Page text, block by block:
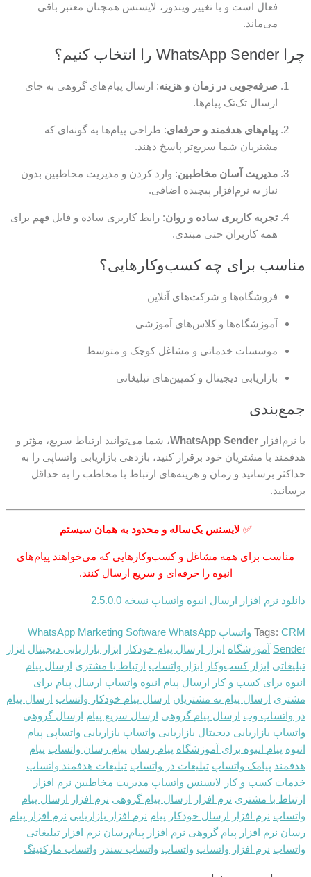
فعال است و با تغییر ویندوز، لایسنس همچنان معتبر باقی
می‌ماند.
چرا WhatsApp Sender را انتخاب کنیم؟
صرفه‌جویی در زمان و هزینه: ارسال پیام‌های گروهی به جای
ارسال تک‌تک پیام‌ها.
پیام‌های هدفمند و حرفه‌ای: طراحی پیام‌ها به گونه‌ای که
مشتریان شما سریع‌تر پاسخ دهند.
مدیریت آسان مخاطبین: وارد کردن و مدیریت مخاطبین بدون
نیاز به نرم‌افزار پیچیده اضافی.
تجربه کاربری ساده و روان: رابط کاربری ساده و قابل فهم برای
همه کاربران حتی مبتدی.
مناسب برای چه کسب‌وکارهایی؟
فروشگاه‌ها و شرکت‌های آنلاین
آموزشگاه‌ها و کلاس‌های آموزشی
موسسات خدماتی و مشاغل کوچک و متوسط
بازاریابی دیجیتال و کمپین‌های تبلیغاتی
جمع‌بندی
با نرم‌افزار WhatsApp Sender، شما می‌توانید ارتباط سریع، مؤثر و
هدفمند با مشتریان خود برقرار کنید، بازدهی بازاریابی واتساپی را به
حداکثر برسانید و زمان و هزینه‌های ارتباط با مخاطب را به حداقل
برسانید.
✅ لایسنس یک‌ساله و محدود به همان سیستم
مناسب برای همه مشاغل و کسب‌وکارهایی که می‌خواهند پیام‌های
انبوه را حرفه‌ای و سریع ارسال کنند.
دانلود نرم افزار ارسال انبوه واتساپ نسخه 2.5.0.0
Tags: CRM واتساپ WhatsApp Marketing Software WhatsApp
Sender آموزشگاه ابزار ارسال پیام خودکار ابزار بازاریابی دیجیتال ابزار
تبلیغاتی ابزار کسب‌وکار ابزار واتساپ ارتباط با مشتری ارسال پیام
انبوه برای کسب و کار ارسال پیام انبوه واتساپ ارسال پیام برای
مشتری ارسال پیام به مشتریان ارسال پیام خودکار واتساپ ارسال پیام
در واتساپ وب ارسال پیام گروهی ارسال سریع پیام ارسال گروهی
واتساپ بازاریابی دیجیتال بازاریابی واتساپ بازاریابی واتساپی پیام
انبوه پیام انبوه برای آموزشگاه پیام رسان پیام رسان واتساپ پیام
هدفمند پیامک واتساپ تبلیغات در واتساپ تبلیغات هدفمند واتساپ
خدمات کسب و کار لایسنس واتساپ مدیریت مخاطبین نرم افزار
ارتباط با مشتری نرم افزار ارسال پیام گروهی نرم افزار ارسال پیام
واتساپ نرم افزار ارسال خودکار پیام نرم افزار بازاریابی نرم افزار پیام
رسان نرم افزار پیام گروهی نرم افزار پیام‌رسان نرم افزار تبلیغاتی
واتساپ نرم افزار واتساپ واتساپ واتساپ سندر واتساپ مارکتینگ